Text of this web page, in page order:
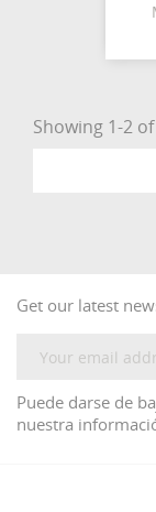
Showing 1-2
Get our latest
Puede darse de
nuestra